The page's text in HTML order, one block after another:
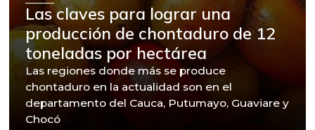
Las claves para lograr una
producción de chontaduro de 12
toneladas por hectárea
Las regiones donde más se produce
chontaduro en la actualidad son en el
departamento del Cauca, Putumayo, Guaviare y
Chocó